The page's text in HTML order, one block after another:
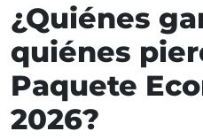
¿Quiénes
quiénes
Paquete
2026?